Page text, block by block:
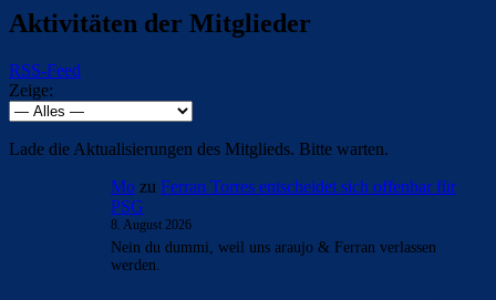
Aktivitäten der Mitglieder
RSS-Feed
Zeige:
Lade die Aktualisierungen des Mitglieds. Bitte warten.
Mo zu Ferran Torres entscheidet sich offenbar für
PSG
8. August 2026
Nein du dummi, weil uns araujo & Ferran verlassen
werden.